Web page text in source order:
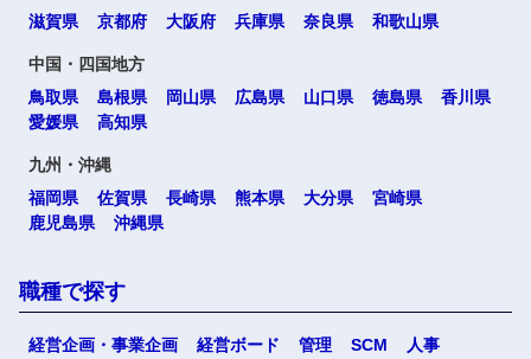
滋賀県
京都府 大阪府 兵庫県 奈良県 和歌山県
中国・四国地方
鳥取県
島根県 岡山県 広島県 山口県 徳島県
香川県
愛媛県
高知県
九州・沖縄
福岡県
佐賀県 長崎県 熊本県 大分県
宮崎県
鹿児島県
沖縄県
職種で探す
経営企画・事業企画 経営ボード 管理 SCM
人事